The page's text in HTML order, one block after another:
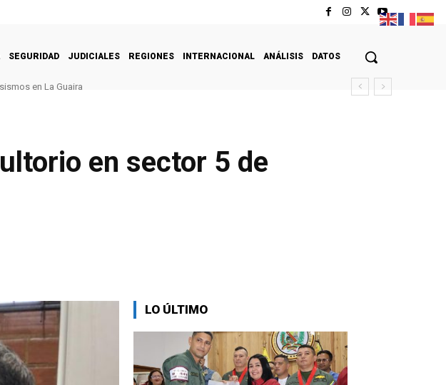
SEGURIDAD JUDICIALES REGIONES INTERNACIONAL ANÁLISIS DATOS
en La Guaira
en sector 5 de
LO ÚLTIMO